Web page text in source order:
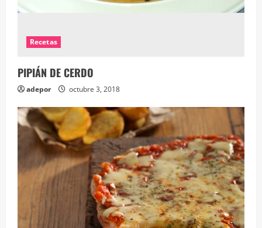
Recetas
PIPIÁN DE CERDO
adepor octubre 3, 2018